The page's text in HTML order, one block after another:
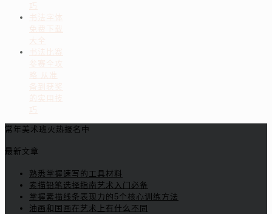
巧
书法字体
免费下载
大全
书法比赛
参赛全攻
略 从准
备到获奖
的实用技
巧
常年美术班火热报名中
最新文章
熟悉掌握速写的工具材料
素描铅笔选择指南艺术入门必备
掌握素描线条表现力的5个核心训练方法
油画和国画在艺术上有什么不同